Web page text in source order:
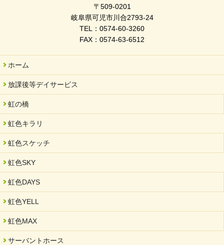
令和7年度 岐阜県スポーツ賞「FC Bombonera」
岐阜県「働いてもらい方改革」優良事例集に掲載されました
2025/06/10
未来会議 in 可児市 「斉藤まさゆき」
2025/05/07
2025年6月中旬 OPEN 放課後等デイサービス「Fc Bombo
2025/03/01
餅つき大会を開催しました
2025/01/31
「可児の企業魅力発見フェア」に出展しました
就労継続支援B型「エコボール」事業を始めました
2024/09/10
〒509-0201
岐阜県可児市川合2793-24
TEL：0574-60-3260
FAX：0574-63-6512
ホーム
放課後等デイサービス
虹の橋
虹色キラリ
虹色スケッチ
虹色SKY
虹色DAYS
虹色YELL
虹色MAX
サーバントホース